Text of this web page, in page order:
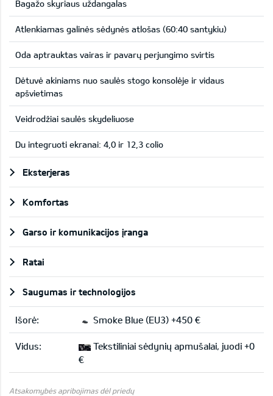
Bagažo skyriaus uždangalas
Atlenkiamas galinės sėdynės atlošas (60:40 santykiu)
Oda aptrauktas vairas ir pavarų perjungimo svirtis
Dėtuvė akiniams nuo saulės stogo konsolėje ir vidaus
apšvietimas
Veidrodžiai saulės skydeliuose
Du integruoti ekranai: 4,0 ir 12,3 colio
Eksterjeras
Komfortas
Garso ir komunikacijos įranga
Ratai
Saugumas ir technologijos
Išorė: Smoke Blue (EU3) +450 €
Vidus:
Tekstiliniai sėdynių apmušalai, juodi +0
€
Atsakomybės apribojimas dėl priedų